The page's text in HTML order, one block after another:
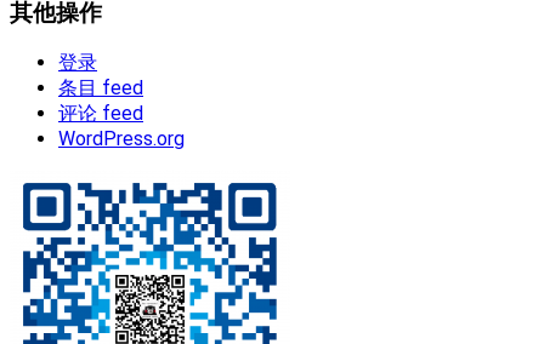
其他操作
登录
条目 feed
评论 feed
WordPress.org